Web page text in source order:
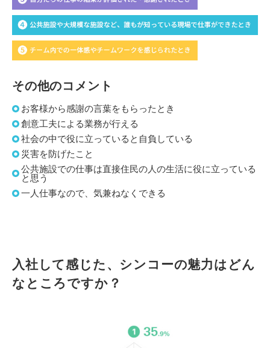
その他のコメント
お客様から感謝の言葉をもらったとき
創意工夫による業務が行える
社会の中で役に立っていると自負している
災害を防げたこと
公共施設での仕事は直接住民の人の生活に役に立っている
と思う
一人仕事なので、気兼ねなくできる
入社して感じた、シンコーの魅力はどん
なところですか？